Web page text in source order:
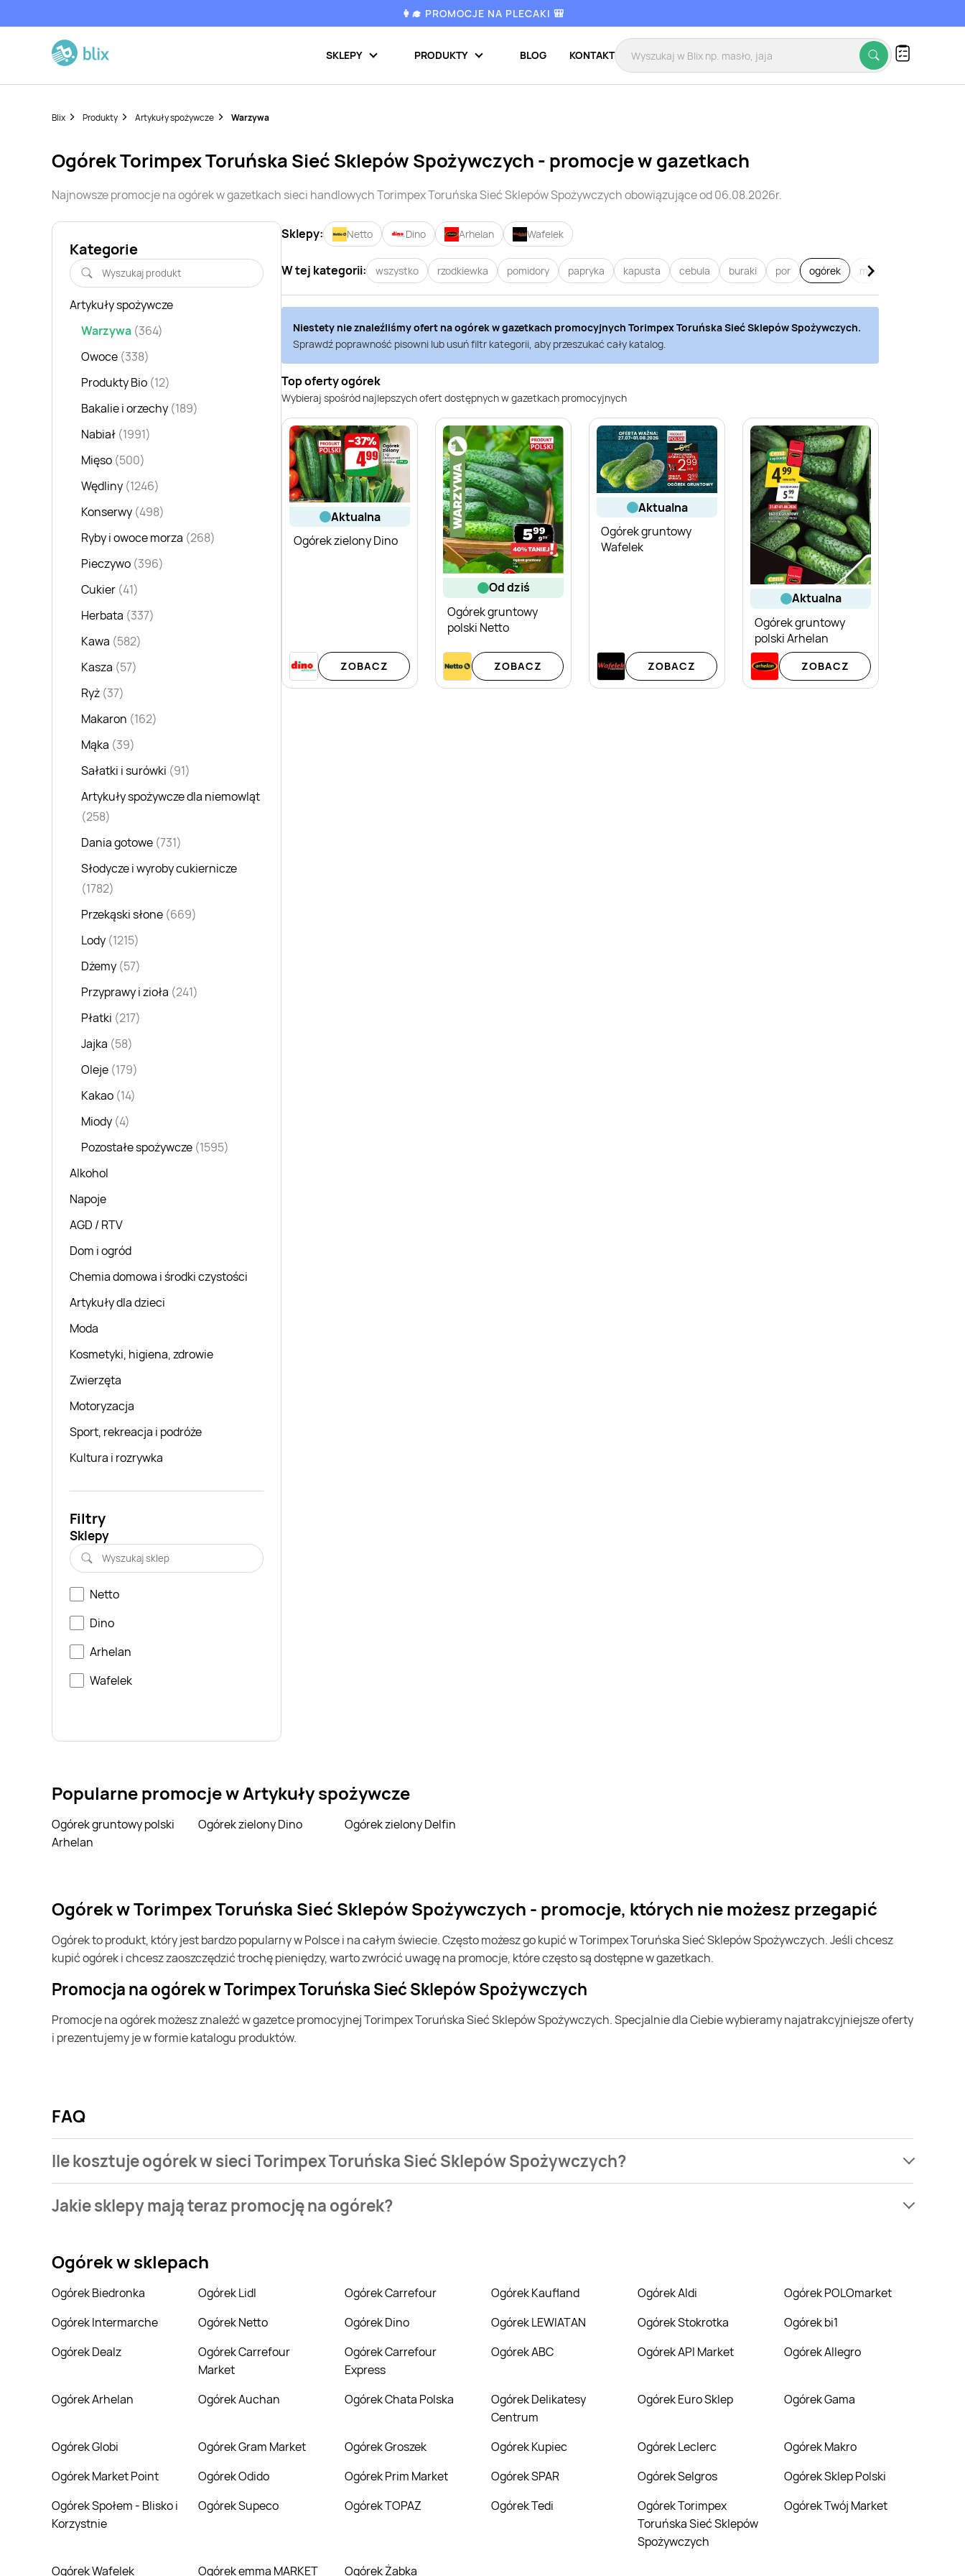
👩‍🎓 PROMOCJE NA PLECAKI 🎒
SKLEPY PRODUKTY BLOG KONTAKT
Blix Produkty Artykuły spożywcze Warzywa
ogórekTorimpex Toruńska Sieć Sklepów Spożywczych - promocje w gazetkach
Najnowsze promocje naogórekw gazetkach sieci handlowychTorimpex Toruńska Sieć Sklepów Spożywczychobowiązujące od 06.08.2026r.
Kategorie
Artykuły spożywcze
Warzywa (364)
Owoce (338)
Produkty Bio (12)
Bakalie i orzechy (189)
Nabiał (1991)
Mięso (500)
Wędliny (1246)
Konserwy (498)
Ryby i owoce morza (268)
Pieczywo (396)
Cukier (41)
Herbata (337)
Kawa (582)
Kasza (57)
Ryż (37)
Makaron (162)
Mąka (39)
Sałatki i surówki (91)
Artykuły spożywcze dla niemowląt
(258)
Dania gotowe (731)
Słodycze i wyroby cukiernicze
(1782)
Przekąski słone (669)
Lody (1215)
Dżemy (57)
Przyprawy i zioła (241)
Płatki (217)
Jajka (58)
Oleje (179)
Kakao (14)
Miody (4)
Pozostałe spożywcze (1595)
Alkohol
Napoje
AGD / RTV
Dom i ogród
Chemia domowa i środki czystości
Artykuły dla dzieci
Moda
Kosmetyki, higiena, zdrowie
Zwierzęta
Motoryzacja
Sport, rekreacja i podróże
Kultura i rozrywka
Filtry
Sklepy
Netto
Dino
Arhelan
Wafelek
Sklepy: Netto Dino Arhelan Wafelek
W tej kategorii: wszystko rzodkiewka pomidory papryka kapusta cebula buraki por ogórek marchew
Niestety nie znaleźliśmy ofert naogórekw gazetkach promocyjnych Torimpex Toruńska Sieć Sklepów Spożywczych.
Sprawdź poprawność pisowni lub usuń filtr kategorii, aby przeszukać cały katalog.
Top oferty ogórek
Wybieraj spośród najlepszych ofert dostępnych w gazetkach promocyjnych
aktualna
Ogórek zielony Dino
ZOBACZ
od dziś
Ogórek gruntowy
polski Netto
ZOBACZ
aktualna
Ogórek gruntowy
Wafelek
ZOBACZ
aktualna
Ogórek gruntowy
polski Arhelan
ZOBACZ
Popularne promocje w Artykuły spożywcze
Ogórek gruntowy polski
Arhelan
Ogórek zielony Dino Ogórek zielony Delfin
ogórek w Torimpex Toruńska Sieć Sklepów Spożywczych - promocje, których nie możesz przegapić
ogórek to produkt, który jest bardzo popularny w Polsce i na całym świecie. Często możesz go kupić w Torimpex Toruńska Sieć Sklepów Spożywczych. Jeśli chcesz
kupić ogórek i chcesz zaoszczędzić trochę pieniędzy, warto zwrócić uwagę na promocje, które często są dostępne w gazetkach.
Promocja na ogórek w Torimpex Toruńska Sieć Sklepów Spożywczych
Promocje na ogórek możesz znaleźć w gazetce promocyjnej Torimpex Toruńska Sieć Sklepów Spożywczych. Specjalnie dla Ciebie wybieramy najatrakcyjniejsze oferty
i prezentujemy je w formie katalogu produktów.
FAQ
Ile kosztuje ogórek w sieci Torimpex Toruńska Sieć Sklepów Spożywczych?
Torimpex Toruńska Sieć Sklepów Spożywczych.
Jakie sklepy mają teraz promocję na ogórek?
Ogórekw sklepach
Ogórek Biedronka Ogórek Lidl Ogórek Carrefour Ogórek Kaufland Ogórek Aldi
Ogórek POLOmarket
Ogórek Intermarche
Ogórek Netto Ogórek Dino Ogórek LEWIATAN Ogórek Stokrotka
Ogórek bi1
Ogórek Dealz
Ogórek Carrefour
Market
Ogórek Carrefour
Express
Ogórek ABC Ogórek API Market Ogórek Allegro
Ogórek Arhelan Ogórek Auchan Ogórek Chata Polska
Ogórek Delikatesy
Centrum
Ogórek Euro Sklep Ogórek Gama
Ogórek Globi Ogórek Gram Market Ogórek Groszek Ogórek Kupiec Ogórek Leclerc
Ogórek Makro
Ogórek Market Point
Ogórek Odido Ogórek Prim Market Ogórek SPAR Ogórek Selgros
Ogórek Sklep Polski
Ogórek Społem - Blisko i
Korzystnie
Ogórek Supeco Ogórek TOPAZ Ogórek Tedi
Ogórek Torimpex
Toruńska Sieć Sklepów
Spożywczych
Ogórek Twój Market
Ogórek Wafelek Ogórek emma MARKET Ogórek Żabka